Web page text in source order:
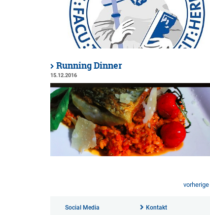
Running Dinner
15.12.2016
vorherige
Social Media Kontakt